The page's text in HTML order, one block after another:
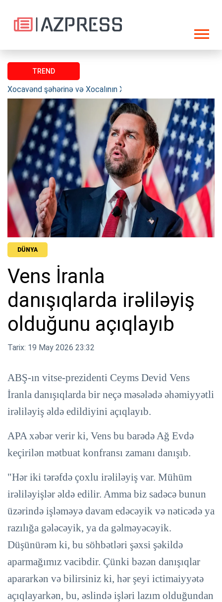
TREND
Xocavənd şəhərinə və Xocalının Xanabad kəndinə növbəti köç
DÜNYA
Vens İranla
danışıqlarda irəliləyiş
olduğunu açıqlayıb
Tarix: 19 May 2026 23:32
ABŞ-ın vitse-prezidenti Ceyms Devid Vens
İranla danışıqlarda bir neçə məsələdə əhəmiyyətli
irəliləyiş əldə edildiyini açıqlayıb.
APA xəbər verir ki, Vens bu barədə Ağ Evdə
keçirilən mətbuat konfransı zamanı danışıb.
"Hər iki tərəfdə çoxlu irəliləyiş var. Mühüm
irəliləyişlər əldə edilir. Amma biz sadəcə bunun
üzərində işləməyə davam edəcəyik və nəticədə ya
razılığa gələcəyik, ya da gəlməyəcəyik.
Düşünürəm ki, bu söhbətləri şəxsi şəkildə
aparmağımız vacibdir. Çünki bəzən danışıqlar
apararkən və bilirsiniz ki, hər şeyi ictimaiyyətə
açıqlayarkən, bu, əslində işləri lazım olduğundan